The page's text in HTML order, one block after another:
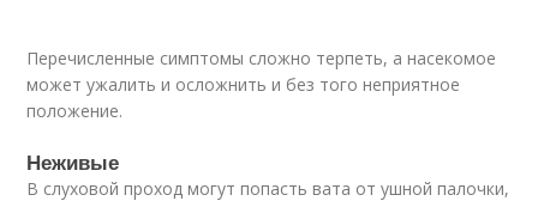
Перечисленные симптомы сложно терпеть, а насекомое
может ужалить и осложнить и без того неприятное
положение.
Неживые
В слуховой проход могут попасть вата от ушной палочки,